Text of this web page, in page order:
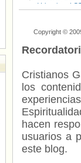
Valenciana
Copyright ©
Cristianos
los
hacen
usuarios a
este blog.